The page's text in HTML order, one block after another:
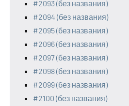
#2093 (без названия)
#2094 (без названия)
#2095 (без названия)
#2096 (без названия)
#2097 (без названия)
#2098 (без названия)
#2099 (без названия)
#2100 (без названия)